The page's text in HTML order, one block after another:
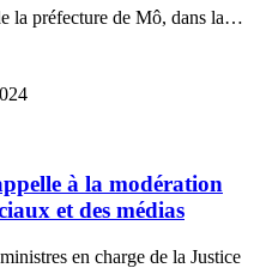
la préfecture de Mô, dans la…
à la modération
et des médias
en charge de la Justice